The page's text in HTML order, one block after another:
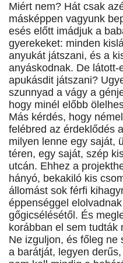
Miért nem? Hát csak
másképpen vagyunk
esés előtt imádjuk a
gyerekeket: minden
anyukát játszani, és a
anyáskodnak. De látott-
apukásdit játszani?
szunnyad a vágy a
hogy minél előbb
Más kérdés, hogy
felébred az érdeklődés
milyen lenne egy saját,
téren, egy saját, szép
utcán. Ehhez a
hányó, bekakiló kis
állomást sok férfi
éppenséggel
gőgicsélésétől. És
korábban el sem tudták
Ne izguljon, és főleg ne
a barátját, legyen